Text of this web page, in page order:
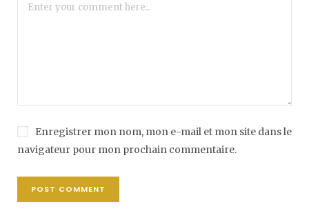
Enregistrer mon nom, mon e-mail et mon site dans le
navigateur pour mon prochain commentaire.